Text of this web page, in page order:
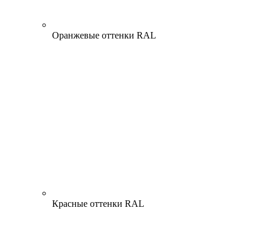
Оранжевые оттенки RAL
Красные оттенки RAL